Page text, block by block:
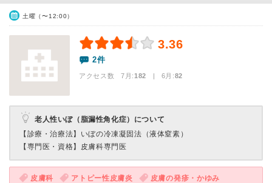
土曜（〜12:00）
3.36
2件
アクセス数 7月:182 | 6月:82
老人性いぼ（脂漏性角化症）について
【診療・治療法】 いぼの冷凍凝固法（液体窒素）
【専門医・資格】 皮膚科専門医
皮膚科 アトピー性皮膚炎
皮膚の発疹・かゆみ